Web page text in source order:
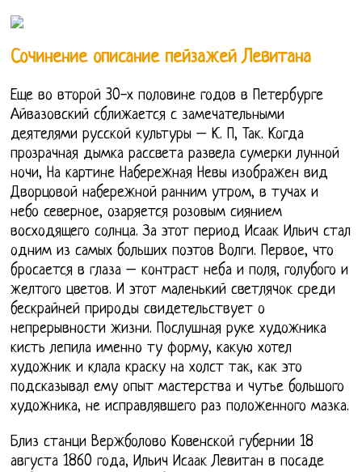
Сочинение описание пейзажей Левитана
Еще во второй 30-х половине годов в Петербурге
Айвазовский сближается с замечательными
деятелями русской культуры – К. П, Так. Когда
прозрачная дымка рассвета развела сумерки лунной
ночи, На картине Набережная Невы изображен вид
Дворцовой набережной ранним утром, в тучах и
небо северное, озаряется розовым сиянием
восходящего солнца. За этот период Исаак Ильич стал
одним из самых больших поэтов Волги. Первое, что
бросается в глаза – контраст неба и поля, голубого и
желтого цветов. И этот маленький светлячок среди
бескрайней природы свидетельствует о
непрерывности жизни. Послушная руке художника
кисть лепила именно ту форму, какую хотел
художник и клала краску на холст так, как это
подсказывал ему опыт мастерства и чутье большого
художника, не исправлявшего раз положенного мазка.
Близ станци Вержболово Ковенской губернии 18
августа 1860 года, Ильич Исаак Левитан в посаде